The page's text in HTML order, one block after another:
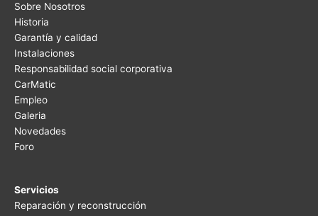
Sobre Nosotros
Historia
Garantía y calidad
Instalaciones
Responsabilidad social corporativa
CarMatic
Empleo
Galeria
Novedades
Foro
Servicios
Reparación y reconstrucción